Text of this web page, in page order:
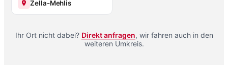
Zella-Mehlis
Ihr Ort nicht dabei? Direkt anfragen, wir fahren auch in den
weiteren Umkreis.